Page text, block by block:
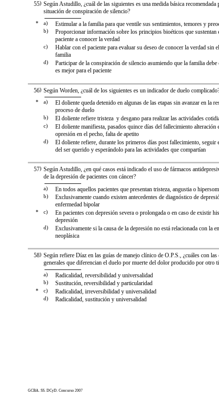
)
55 Según Astudillo, ¿cuál de las siguientes es una medida básica recomendada
situación de conspiración de silencio?
* a) Estimular a la familia para que ventile sus sentimientos, temores y
b)
Proporcionar información sobre los principios bioéticos que sustentan
paciente a conocer la verdad
c)
Hablar con el paciente para evaluar su deseo de conocer la verdad sin
familia
d)
Participar de la conspiración de silencio asumiendo que la familia
es mejor para el paciente
)
56 Según Worden, ¿cuál de los siguientes es un indicador de duelo
* a)
El doliente queda detenido en algunas de las etapas sin avanzar en la
proceso de duelo
b) El doliente refiere tristeza y desgano para realizar las actividades
c)
El doliente manifiesta, pasados quince días del fallecimiento alteración
opresión en el pecho, falta de apetito
d)
El doliente refiere, durante los primeros días post fallecimiento, seguir
del ser querido y esperándolo para las actividades que compartían
)
57 Según Astudillo, ¿en qué casos está indicado el uso de fármacos
de la depresión de pacientes con cáncer?
a) En todos aquellos pacientes que presentan tristeza, angustia o
b)
Exclusivamente cuando existen antecedentes de diagnóstico de
enfermedad bipolar
* c)
En pacientes con depresión severa o prolongada o en caso de existir
depresión
d)
Exclusivamente si la causa de la depresión no está relacionada con la
neoplásica
)
58 Según refiere Díaz en las guías de manejo clínico de O.P.S., ¿cuáles con las
generales que diferencian el duelo por muerte del dolor producido por otro
a) Radicalidad, reversibilidad y universalidad
b) Sustitución, reversibilidad y particularidad
* c) Radicalidad, irreversibilidad y universalidad
d) Radicalidad, sustitución y universalidad
GCBA. SS. DCyD. Concurso 2007